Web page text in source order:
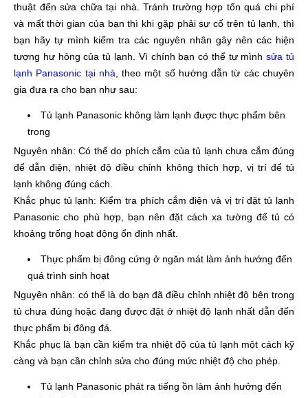
thuật đến sửa chữa tại nhà. Tránh trường hợp tốn quá chi phí
và mất thời gian của bạn thì khi gặp phải sự cố trên tủ lạnh, thì
bạn hãy tự mình kiểm tra các nguyên nhân gây nên các hiện
tượng hư hỏng của tủ lạnh. Vì chính bạn có thể tự mìnhsửa tủ
lạnh Panasonic tại nhà , theo một số hướng dẫn từ các chuyên
gia đưa ra cho bạn như sau:
Tủ lạnh Panasonic không làm lạnh được thực phẩm bên
trong
Nguyên nhân: Có thể do phích cắm của tủ lạnh chưa cắm đúng
để dẫn điện, nhiệt độ điều chỉnh không thích hợp, vị trí để tủ
lạnh không đúng cách.
Khắc phục tủ lạnh: Kiểm tra phích cắm điện và vị trí đặt tủ lạnh
Panasonic cho phù hợp, bạn nên đặt cách xa tường để tủ có
khoảng trống hoạt động ổn định nhất.
Thực phẩm bị đông cứng ở ngăn mát làm ảnh hướng đến
quá trình sinh hoạt
Nguyên nhân: có thể là do bạn đã điều chỉnh nhiệt độ bên trong
tủ chưa đúng hoặc đang được đặt ở nhiệt độ lạnh nhất dẫn đến
thực phẩm bị đông đá.
Khắc phục là bạn cần kiểm tra nhiệt độ của tủ lạnh một cách kỹ
càng và bạn cần chỉnh sửa cho đúng mức nhiệt độ cho phép.
Tủ lạnh Panasonic phát ra tiếng ồn làm ảnh hưởng đến